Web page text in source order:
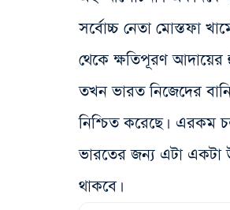
সর্বোচ্চ নেতা মোস্তফা
থেকে ক্ষতিপূরণ আদায়ের
তখন ভারত নিজেদের
নিশ্চিত করেছে। এরকম
ভারতের জন্য এটা একটা
থাকবে।